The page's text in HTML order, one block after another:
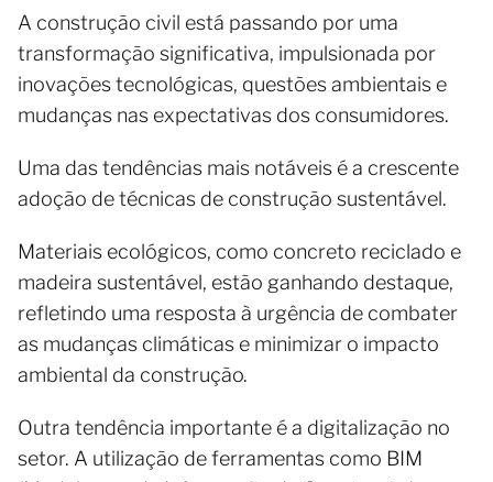
A construção civil está passando por uma
transformação significativa, impulsionada por
inovações tecnológicas, questões ambientais e
mudanças nas expectativas dos consumidores.
Uma das tendências mais notáveis é a crescente
adoção de técnicas de construção sustentável.
Materiais ecológicos, como concreto reciclado e
madeira sustentável, estão ganhando destaque,
refletindo uma resposta à urgência de combater
as mudanças climáticas e minimizar o impacto
ambiental da construção.
Outra tendência importante é a digitalização no
setor. A utilização de ferramentas como BIM